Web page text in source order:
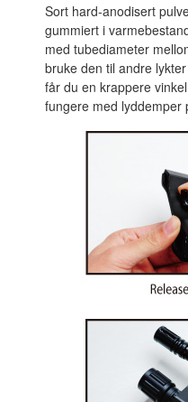
Sort hard-anodisert
gummiert i
med tubediameter
bruke den til andre
får du en krappere
fungere med lyddemper